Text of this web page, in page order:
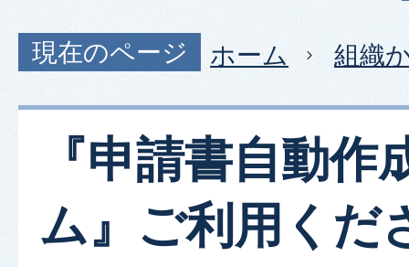
現在のページ ホーム 組織
『申請書自動作
ム』ご利用くだ